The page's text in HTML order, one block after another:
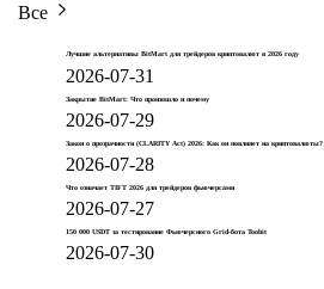
Все
Лучшие альтернативы BitMart для трейдеров криптовалют в 2026 году
2026-07-31
Закрытие BitMart: Что произошло и почему
2026-07-29
Закон о прозрачности (CLARITY Act) 2026: Как он повлияет на криптовалюты?
2026-07-28
Что означает TIFT 2026 для трейдеров фьючерсами
2026-07-27
150 000 USDT за тестирование Фьючерсного Grid-бота Toobit
2026-07-30